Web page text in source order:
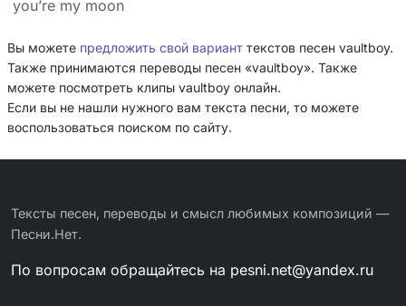
​you’re my moon
Вы можете предложить свой вариант текстов песен ​vaultboy.
Также принимаются переводы песен «​vaultboy». Также
можете посмотреть клипы ​vaultboy онлайн.
Если вы не нашли нужного вам текста песни, то можете
воспользоваться поиском по сайту.
Тексты песен, переводы и смысл любимых композиций —
Песни.Нет.
По вопросам обращайтесь на pesni.net@yandex.ru